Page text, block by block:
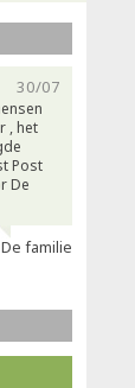
30/07
, het
Post
De
De familie